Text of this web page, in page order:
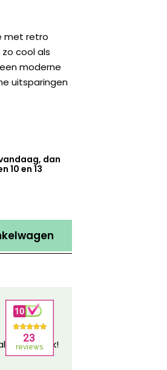
met retro
cool als
moderne
uitsparingen
dan
10 en 13
mogelijk!